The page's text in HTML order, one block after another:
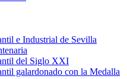
e Industrial de Sevilla
del Siglo XXI
galardonado con la Medalla